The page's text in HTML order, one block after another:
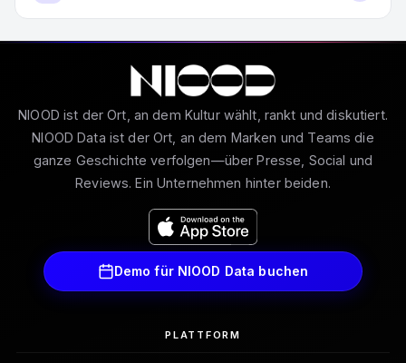
NIOOD ist der Ort, an dem Kultur wählt, rankt und diskutiert.
NIOOD Data ist der Ort, an dem Marken und Teams die
ganze Geschichte verfolgen—über Presse, Social und
Reviews. Ein Unternehmen hinter beiden.
Demo für NIOOD Data buchen
PLATTFORM